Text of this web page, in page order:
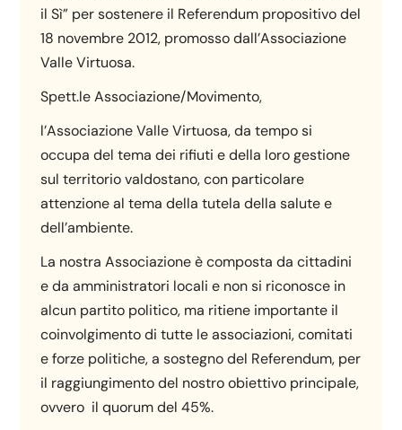
il Sì” per sostenere il Referendum propositivo del
18 novembre 2012, promosso dall’Associazione
Valle Virtuosa.
Spett.le Associazione/Movimento,
l’Associazione Valle Virtuosa, da tempo si
occupa del tema dei rifiuti e della loro gestione
sul territorio valdostano, con particolare
attenzione al tema della tutela della salute e
dell’ambiente.
La nostra Associazione è composta da cittadini
e da amministratori locali e non si riconosce in
alcun partito politico, ma ritiene importante il
coinvolgimento di tutte le associazioni, comitati
e forze politiche, a sostegno del Referendum, per
il raggiungimento del nostro obiettivo principale,
ovvero il quorum del 45%.